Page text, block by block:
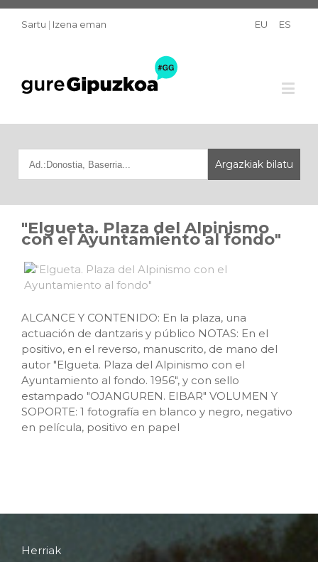
Sartu | Izena eman EU ES
"Elgueta. Plaza del Alpinismo
con el Ayuntamiento al fondo"
ALCANCE Y CONTENIDO: En la plaza, una
actuación de dantzaris y público NOTAS: En el
positivo, en el reverso, manuscrito, de mano del
autor "Elgueta. Plaza del Alpinismo con el
Ayuntamiento al fondo. 1956", y con sello
estampado "OJANGUREN. EIBAR" VOLUMEN Y
SOPORTE: 1 fotografía en blanco y negro, negativo
en película, positivo en papel
Herriak